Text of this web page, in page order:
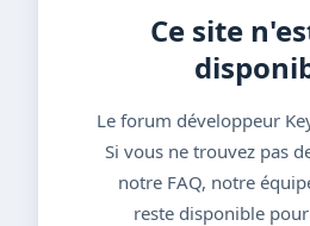
Ce site
Le forum développeur
Si vous ne trouvez pas
notre FAQ, notre
reste disponible